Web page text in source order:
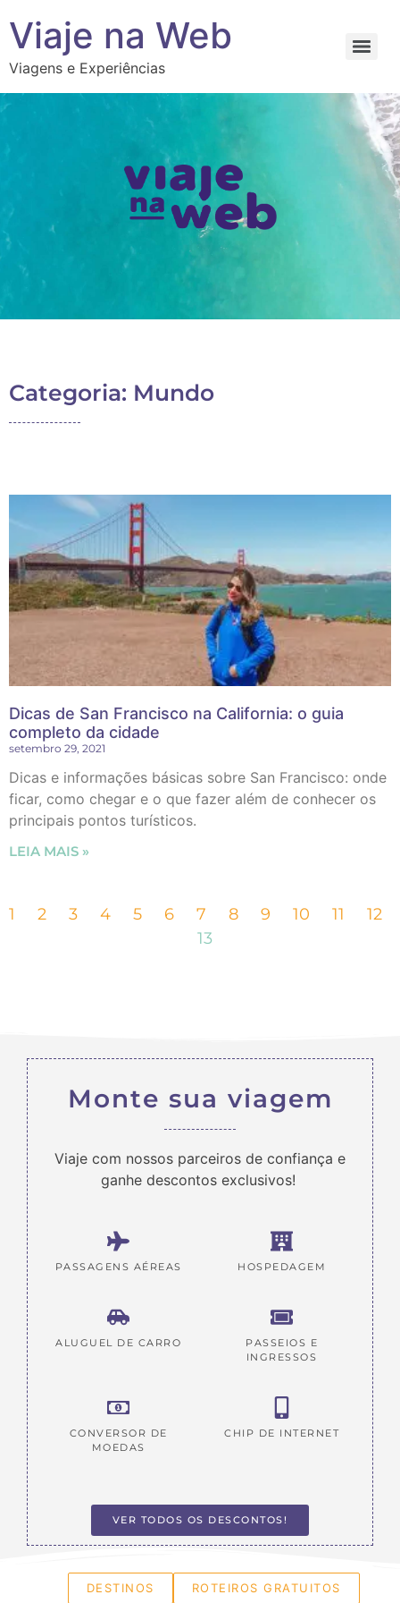
Viaje na Web
Viagens e Experiências
Categoria: Mundo
Dicas de San Francisco na California: o guia
completo da cidade
setembro 29, 2021
Dicas e informações básicas sobre San Francisco: onde
ficar, como chegar e o que fazer além de conhecer os
principais pontos turísticos.
LEIA MAIS »
1 2 3 4 5 6 7 8 9 10 11
12
13
Monte sua viagem
Viaje com nossos parceiros de confiança e
ganhe descontos exclusivos!
PASSAGENS AÉREAS HOSPEDAGEM
ALUGUEL DE CARRO
PASSEIOS E
INGRESSOS
CONVERSOR DE
MOEDAS
CHIP DE INTERNET
VER TODOS OS DESCONTOS!
DESTINOS ROTEIROS GRATUITOS